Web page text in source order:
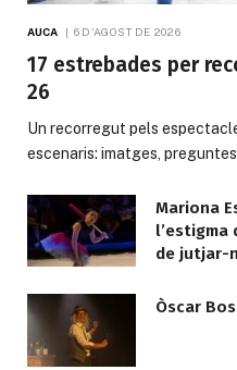
AUCA 6 D'AGOST DE 2026
17 estrebades per
26
Un recorregut pels
escenaris: imatges,
Mariona
de jutjar-
Òscar